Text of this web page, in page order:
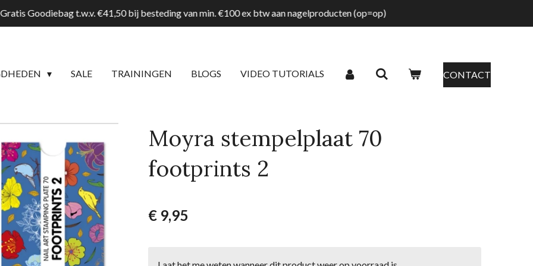
Goodiebag t.w.v. €41,50 bij besteding van min. €100 ex btw aan nagelproducten (op=op)
SALE TRAININGEN BLOGS VIDEO TUTORIALS CONTACT
Moyra stempelplaat 70
footprints 2
€ 9,95